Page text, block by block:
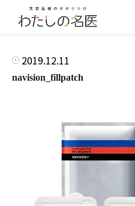
2019.12.11
navision_fillpatch